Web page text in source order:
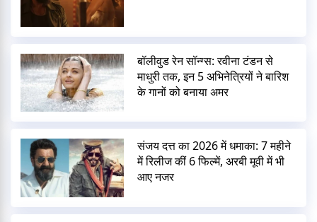
बॉलीवुड रेन सॉन्ग्स: रवीना टंडन से
माधुरी तक, इन 5 अभिनेत्रियों ने बारिश
के गानों को बनाया अमर
संजय दत्त का 2026 में धमाका: 7 महीने
में रिलीज कीं 6 फिल्में, अरबी मूवी में भी
आए नजर